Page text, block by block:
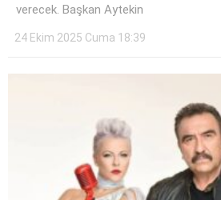
verecek. Başkan Aytekin
24 Ekim 2025 Cuma 18:39